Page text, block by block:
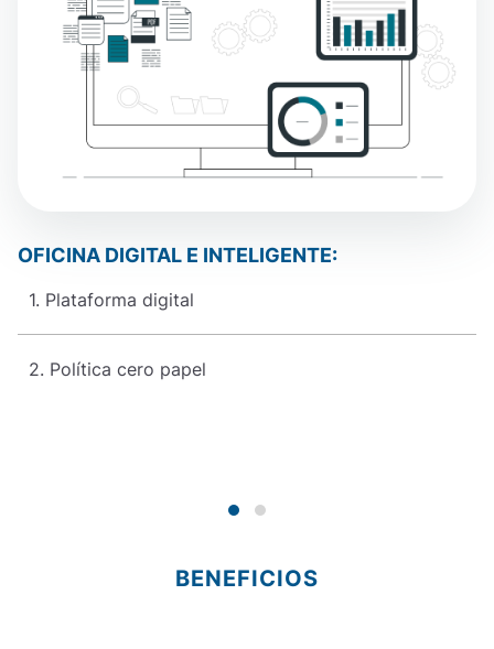
OFICINA DIGITAL E INTELIGENTE:
1. Plataforma digital
2. Política cero papel
BENEFICIOS